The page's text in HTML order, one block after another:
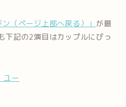
ン（ページ上部へ戻る）」 が最
下記の2演目はカップルにぴっ
ユー